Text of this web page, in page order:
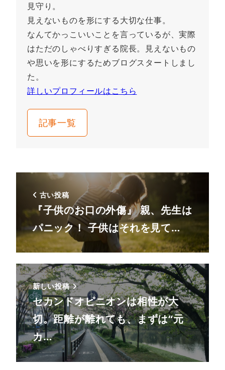
見守り。
見えないものを形にする大切な仕事。
なんてかっこいいことを言っているが、実際
はただのしゃべりすぎる院長。見えないもの
や思いを形にするためブログスタートしまし
た。
詳しいプロフィールはこちら
記事一覧
古い投稿
『子供のお口の外傷』 親、先生は
パニック！ 子供はそれを見て…
新しい投稿
セカンドオピニオンは相性が大
切。距離が離れても、まずは“元
カ…